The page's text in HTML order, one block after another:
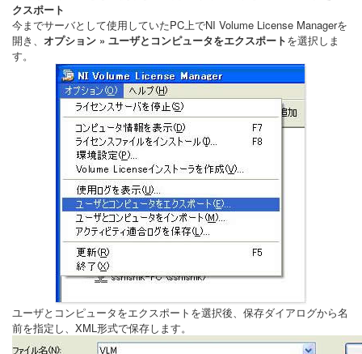
クスポート
今までサーバとして使用していたPC上でNI Volume License Managerを
開き、 オプション » ユーザとコンピュータをエクスポートを選択しま
す。
ユーザとコンピュータをエクスポートを選択後、保存ダイアログから名
前を指定し、XML形式で保存します。